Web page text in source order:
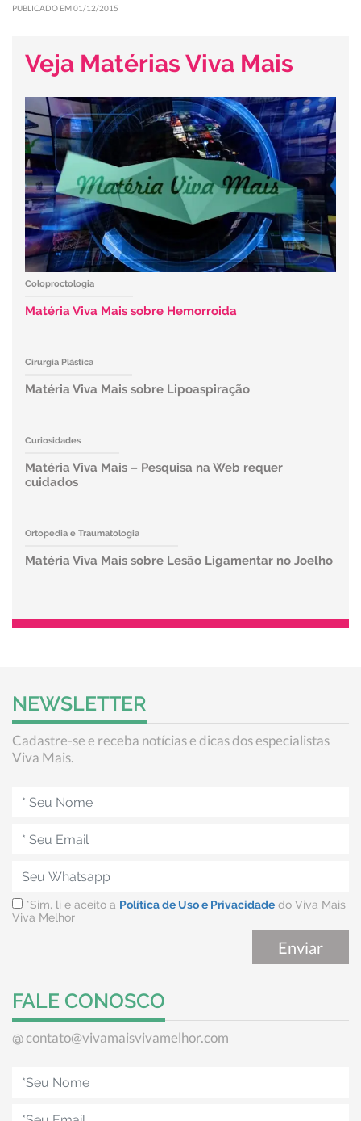
PUBLICADO EM 01/12/2015
Veja Matérias Viva Mais
Coloproctologia
Matéria Viva Mais sobre Hemorroida
Cirurgia Plástica
Matéria Viva Mais sobre Lipoaspiração
Curiosidades
Matéria Viva Mais – Pesquisa na Web requer
cuidados
Ortopedia e Traumatologia
Matéria Viva Mais sobre Lesão Ligamentar no Joelho
NEWSLETTER
Cadastre-se e receba notícias e dicas dos especialistas
Viva Mais.
*Sim, li e aceito a Política de Uso e Privacidade do Viva Mais
Viva Melhor
FALE CONOSCO
@contato@vivamaisvivamelhor.com